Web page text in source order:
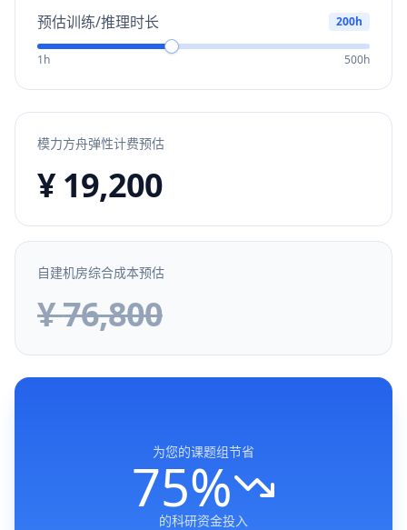
预估训练/推理时长 200h
1h 500h
模力方舟弹性计费预估
¥19,200
自建机房综合成本预估
¥76,800
为您的课题组节省
75%
的科研资金投入